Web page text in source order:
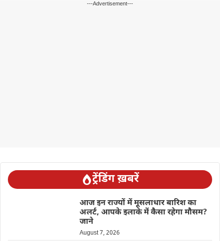
---Advertisement---
ट्रेंडिंग ख़बरें
आज इन राज्यों में मूसलाधार बारिश का
अलर्ट, आपके इलाके में कैसा रहेगा मौसम?
जाने
August 7, 2026